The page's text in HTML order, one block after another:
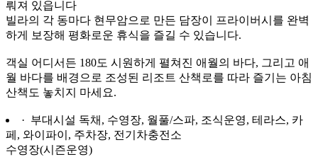
뤄져 있읍니다
빌라의 각 동마다 현무암으로 만든 담장이 프라이버시를 완벽
하게 보장해 평화로운 휴식을 즐길 수 있습니다.
객실 어디서든 180도 시원하게 펼쳐진 애월의 바다, 그리고 애
월 바다를 배경으로 조성된 리조트 산책로를 따라 즐기는 아침
산책도 놓치지 마세요.
· 부대시설 독채, 수영장, 월풀/스파, 조식운영, 테라스, 카
페, 와이파이, 주차장, 전기차충전소
수영장(시즌운영)